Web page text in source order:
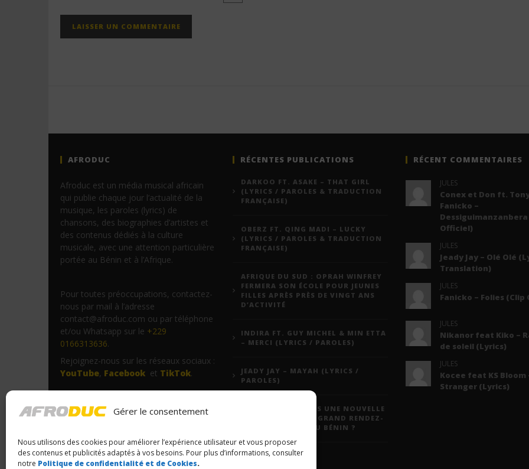
Gérer le consentement
Nous utilisons des cookies pour améliorer l’expérience utilisateur et vous proposer
des contenus et publicités adaptés à vos besoins. Pour plus d’informations, consulter
notre Politique de confidentialité et de Cookies.
AFRODUC
Afroduc est un média musical africain
qui publie chaque jour l’actualité de la
musique, les paroles (lyrics) de
chansons, des biographies d’artistes et
des contenus dédiés à la culture
musicale, avec une attention particulière
portée au Bénin et à l’Afrique.
Pour toutes préoccupations, contactez-
nous par mail à l’adresse
contact@afroduc.com ou par téléphone
et/ou Whatsapp sur le +229
0166313636.
Rejoignez-nous sur les réseaux sociaux :
YouTube, Facebooket TikTok.
RÉCENTES PUBLICATIONS
DARKOO FT. ASAKE – THAT GIRL
(LYRICS / PAROLES & TRADUCTION
FRANÇAISE)
OBERZ FT. QING MADI – LUCKY
(LYRICS / PAROLES & TRADUCTION
FRANÇAISE)
AFRIQUE DU SUD : OPRAH WINFREY
FERMERA SON ÉCOLE POUR JEUNES
FILLES APRÈS PRÈS DE VINGT ANS
D’ACTIVITÉ
INDIRA FT. GUY MICHEL & MIN ETTA
– MERCI (LYRICS / PAROLES)
JEADY JAY – MAYAH (LYRICS /
PAROLES)
VODUN DAYS : VERS UNE NOUVELLE
FORMULE POUR LE GRAND RENDEZ-
VOUS CULTUREL DU BÉNIN ?
RÉCENT COMMENTAIRES
JULES
Conex et Don ft.
Fanicko –
Dessiguimanzanbera
Officiel)
JULES
Jeady Jay – Olé Olé
Translation)
JULES
Fanicko – Folies (Clip
JULES
Nikanor feat Kiko –
de soleil (Lyrics)
JULES
Kocee feat KS Bloom
Stranger (Lyrics)